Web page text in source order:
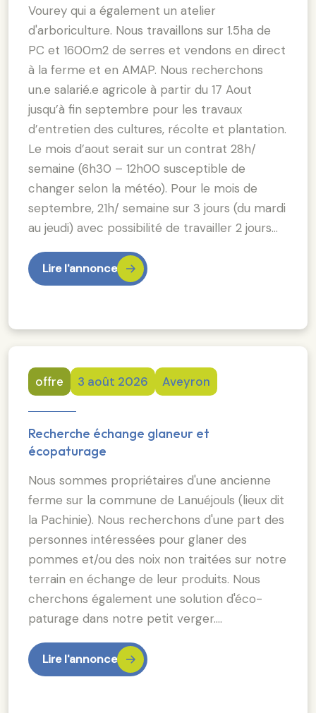
Vourey qui a également un atelier
d'arboriculture. Nous travaillons sur 1.5ha de
PC et 1600m2 de serres et vendons en direct
à la ferme et en AMAP. Nous recherchons
un.e salarié.e agricole à partir du 17 Aout
jusqu’à fin septembre pour les travaux
d’entretien des cultures, récolte et plantation.
Le mois d’aout serait sur un contrat 28h/
semaine (6h30 – 12h00 susceptible de
changer selon la météo). Pour le mois de
septembre, 21h/ semaine sur 3 jours (du mardi
au jeudi) avec possibilité de travailler 2 jours…
Lire l'annonce
offre 3 août 2026 Aveyron
Recherche échange glaneur et
écopaturage
Nous sommes propriétaires d'une ancienne
ferme sur la commune de Lanuéjouls (lieux dit
la Pachinie). Nous recherchons d'une part des
personnes intéressées pour glaner des
pommes et/ou des noix non traitées sur notre
terrain en échange de leur produits. Nous
cherchons également une solution d'éco-
paturage dans notre petit verger.…
Lire l'annonce